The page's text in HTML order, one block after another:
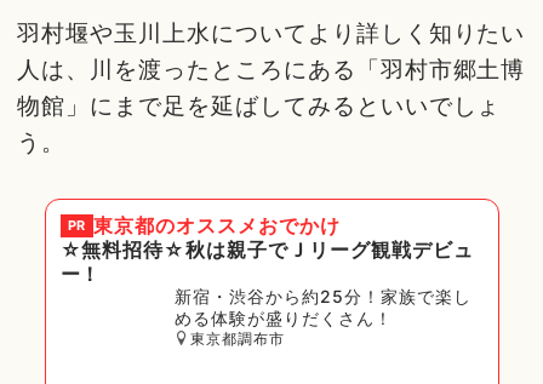
羽村堰や玉川上水についてより詳しく知りたい
人は、川を渡ったところにある「羽村市郷土博
物館」にまで足を延ばしてみるといいでしょ
う。
PR 東京都のオススメおでかけ
☆無料招待☆秋は親子でＪリーグ観戦デビュ
ー！
新宿・渋谷から約25分！家族で楽し
める体験が盛りだくさん！
東京都調布市